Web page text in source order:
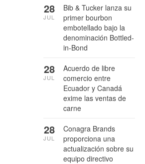
Bib & Tucker lanza su
primer bourbon
embotellado bajo la
denominación Bottled-
in-Bond
28
JUL
Acuerdo de libre
comercio entre
Ecuador y Canadá
exime las ventas de
carne
28
JUL
Conagra Brands
proporciona una
actualización sobre su
equipo directivo
28
JUL